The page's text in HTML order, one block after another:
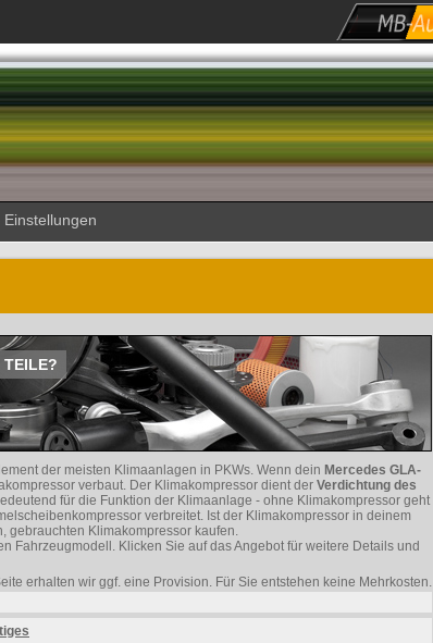
Einstellungen
TEILE?
der meisten Klimaanlagen in PKWs. Wenn dein Mercedes GLA-
verbaut. Der Klimakompressor dient der Verdichtung des
für die Funktion der Klimaanlage - ohne Klimakompressor geht
verbreitet. Ist der Klimakompressor in deinem
gebrauchten Klimakompressor kaufen.
Fahrzeugmodell. Klicken Sie auf das Angebot für weitere Details und
erhalten wir ggf. eine Provision. Für Sie entstehen keine Mehrkosten.